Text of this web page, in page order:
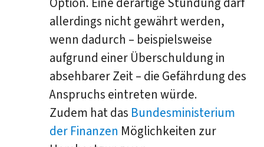
allerdings nicht gewährt werden,
wenn dadurch – beispielsweise
aufgrund einer Überschuldung in
absehbarer Zeit – die Gefährdung des
Anspruchs eintreten würde.
Zudem hat das Bundesministerium
der Finanzen Möglichkeiten zur